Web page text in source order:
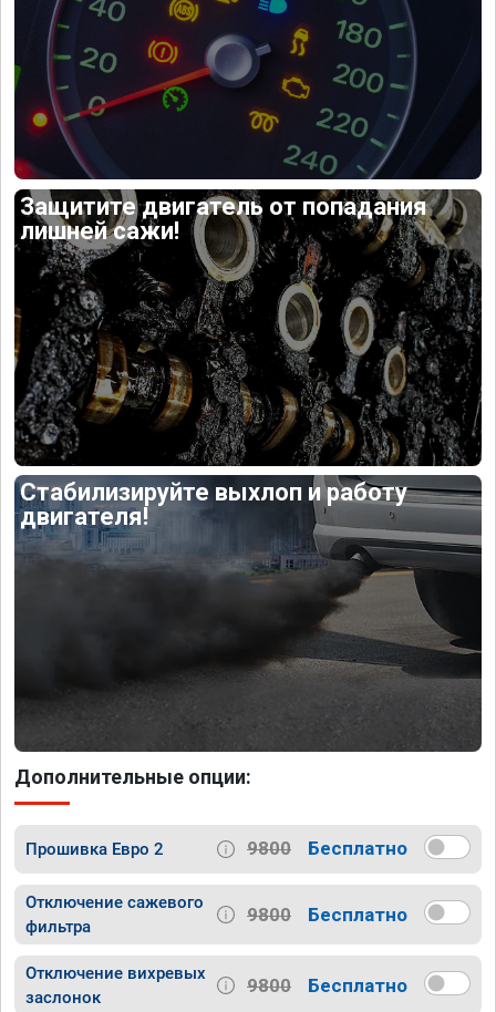
Защитите двигатель от попадания
лишней сажи!
Стабилизируйте выхлоп и работу
двигателя!
Дополнительные опции:
Прошивка Евро 2 9800 Бесплатно
Отключение сажевого
фильтра
9800 Бесплатно
Отключение вихревых
заслонок
9800 Бесплатно